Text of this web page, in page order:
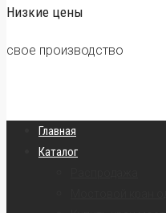
Низкие цены
свое производство
Главная
Каталог